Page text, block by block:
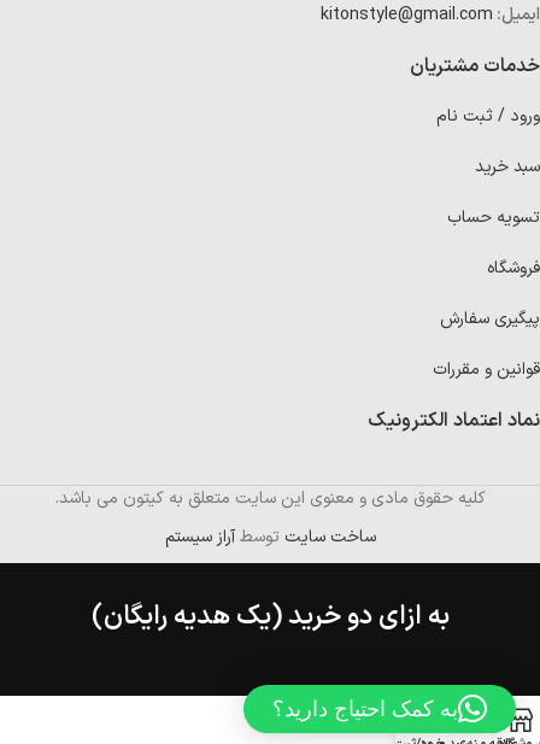
ایمیل: kitonstyle@gmail.com
خدمات مشتریان
ورود / ثبت نام
سبد خرید
تسویه حساب
فروشگاه
پیگیری سفارش
قوانین و مقررات
نماد اعتماد الکترونیک
کلیه حقوق مادی و معنوی این سایت متعلق به کیتون می باشد.
ساخت سایت توسطآراز سیستم
به ازای دو خرید (یک هدیه رایگان)
به کمک احتیاج دارید؟